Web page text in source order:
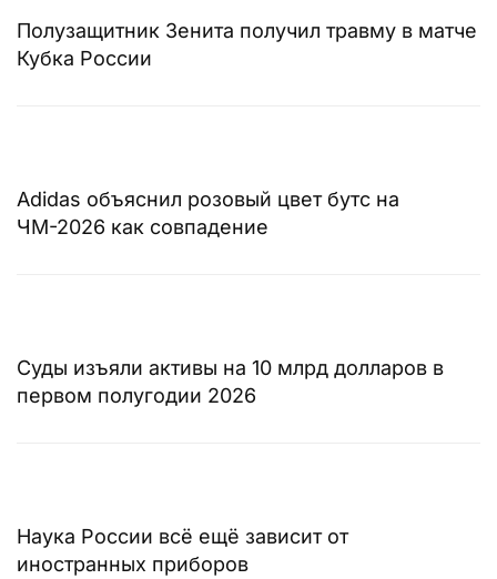
Полузащитник Зенита получил травму в матче
Кубка России
Adidas объяснил розовый цвет бутс на
ЧМ-2026 как совпадение
Суды изъяли активы на 10 млрд долларов в
первом полугодии 2026
Наука России всё ещё зависит от
иностранных приборов